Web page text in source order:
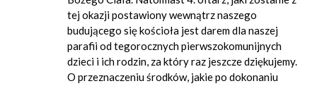
tej okazji postawiony wewnątrz naszego
budującego się kościoła jest darem dla naszej
parafii od tegorocznych pierwszokomunijnych
dzieci i ich rodzin, za który raz jeszcze dziękujemy.
O przeznaczeniu środków, jakie po dokonaniu